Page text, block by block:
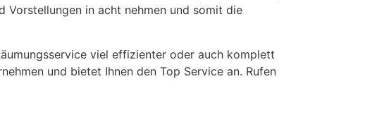
Vorstellungen in acht nehmen und somit die
viel effizienter oder auch komplett
und bietet Ihnen den Top Service an. Rufen